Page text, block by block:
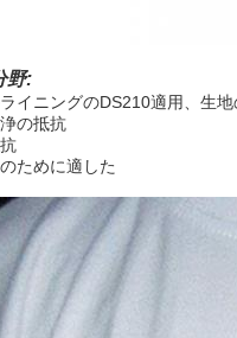
野:
イニングのDS210適用、生
の抵抗
ために適した